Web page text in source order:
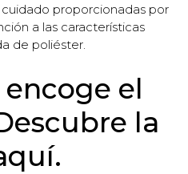
proporcionadas por
a las características
de poliéster.
encoge el
la